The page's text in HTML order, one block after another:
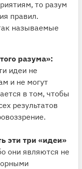
то разум
правил.
называемые
разума»:
идеи не
и не могут
в том, чтобы
результатов
эти три «идеи»
они являются не